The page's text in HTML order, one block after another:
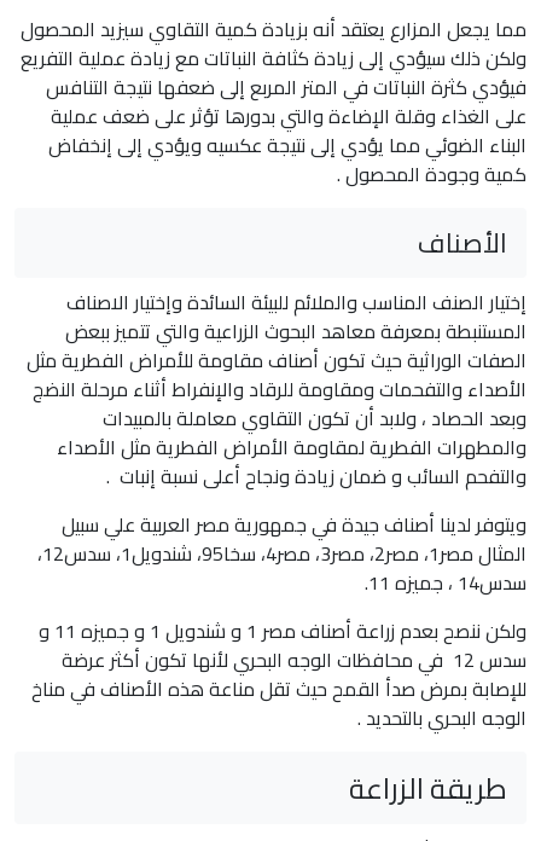
مما يجعل المزارع يعتقد أنه بزيادة كمية التقاوي سيزيد المحصول
ولكن ذلك سيؤدي إلى زيادة كثافة النباتات مع زيادة عملية التفريع
فيؤدي كثرة النباتات في المتر المربع إلى ضعفها نتيجة التنافس
على الغذاء وقلة الإضاءة والتي بدورها تؤثر على ضعف عملية
البناء الضوئي مما يؤدي إلى نتيجة عكسيه ويؤدي إلى إنخفاض
كمية وجودة المحصول .
الأصناف
إختيار الصنف المناسب والملائم للبيئة السائدة وإختيار الاصناف
المستنبطة بمعرفة معاهد البحوث الزراعية والتي تتميز ببعض
الصفات الوراثية حيث تكون أصناف مقاومة للأمراض الفطرية مثل
الأصداء والتفحمات ومقاومة للرقاد والإنفراط أثناء مرحلة النضج
وبعد الحصاد ، ولابد أن تكون التقاوي معاملة بالمبيدات
والمطهرات الفطرية لمقاومة الأمراض الفطرية مثل الأصداء
والتفحم السائب و ضمان زيادة ونجاح أعلى نسبة إنبات .
ويتوفر لدينا أصناف جيدة في جمهورية مصر العربية علي سبيل
المثال مصر1، مصر2، مصر3، مصر4، سخا95، شندويل1، سدس12،
سدس14 ، جميزه 11.
ولكن ننصح بعدم زراعة أصناف مصر 1 و شندويل 1 و جميزه 11 و
سدس 12 في محافظات الوجه البحري لأنها تكون أكثر عرضة
للإصابة بمرض صدأ القمح حيث تقل مناعة هذه الأصناف في مناخ
الوجه البحري بالتحديد .
طريقة الزراعة